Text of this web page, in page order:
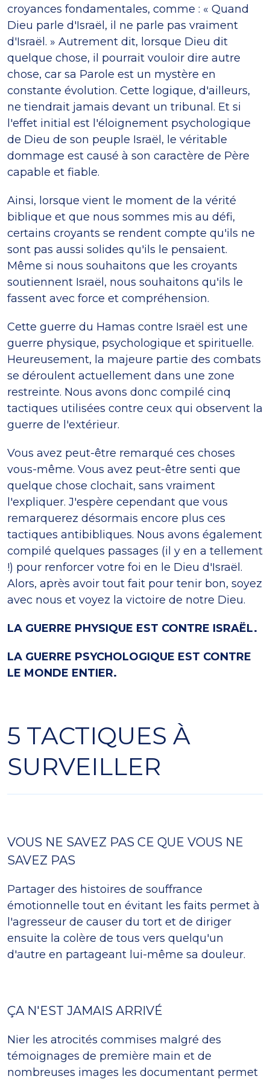
croyances fondamentales, comme : « Quand
Dieu parle d'Israël, il ne parle pas vraiment
d'Israël. » Autrement dit, lorsque Dieu dit
quelque chose, il pourrait vouloir dire autre
chose, car sa Parole est un mystère en
constante évolution. Cette logique, d'ailleurs,
ne tiendrait jamais devant un tribunal. Et si
l'effet initial est l'éloignement psychologique
de Dieu de son peuple Israël, le véritable
dommage est causé à son caractère de Père
capable et fiable.
Ainsi, lorsque vient le moment de la vérité
biblique et que nous sommes mis au défi,
certains croyants se rendent compte qu'ils ne
sont pas aussi solides qu'ils le pensaient.
Même si nous souhaitons que les croyants
soutiennent Israël, nous souhaitons qu'ils le
fassent avec force et compréhension.
Cette guerre du Hamas contre Israël est une
guerre physique, psychologique et spirituelle.
Heureusement, la majeure partie des combats
se déroulent actuellement dans une zone
restreinte. Nous avons donc compilé cinq
tactiques utilisées contre ceux qui observent la
guerre de l'extérieur.
Vous avez peut-être remarqué ces choses
vous-même. Vous avez peut-être senti que
quelque chose clochait, sans vraiment
l'expliquer. J'espère cependant que vous
remarquerez désormais encore plus ces
tactiques antibibliques. Nous avons également
compilé quelques passages (il y en a tellement
!) pour renforcer votre foi en le Dieu d'Israël.
Alors, après avoir tout fait pour tenir bon, soyez
avec nous et voyez la victoire de notre Dieu.
LA GUERRE PHYSIQUE EST CONTRE ISRAËL.
LA GUERRE PSYCHOLOGIQUE EST CONTRE
LE MONDE ENTIER.
5 TACTIQUES À
SURVEILLER
VOUS NE SAVEZ PAS CE QUE VOUS NE
SAVEZ PAS
Partager des histoires de souffrance
émotionnelle tout en évitant les faits permet à
l'agresseur de causer du tort et de diriger
ensuite la colère de tous vers quelqu'un
d'autre en partageant lui-même sa douleur.
ÇA N'EST JAMAIS ARRIVÉ
Nier les atrocités commises malgré des
témoignages de première main et de
nombreuses images les documentant permet